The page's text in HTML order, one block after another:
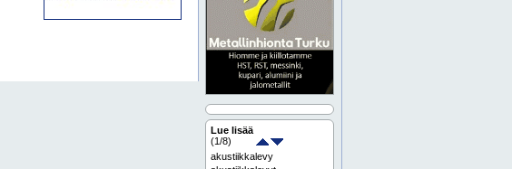
Lue lisää
(1/8)
akustiikkalevy